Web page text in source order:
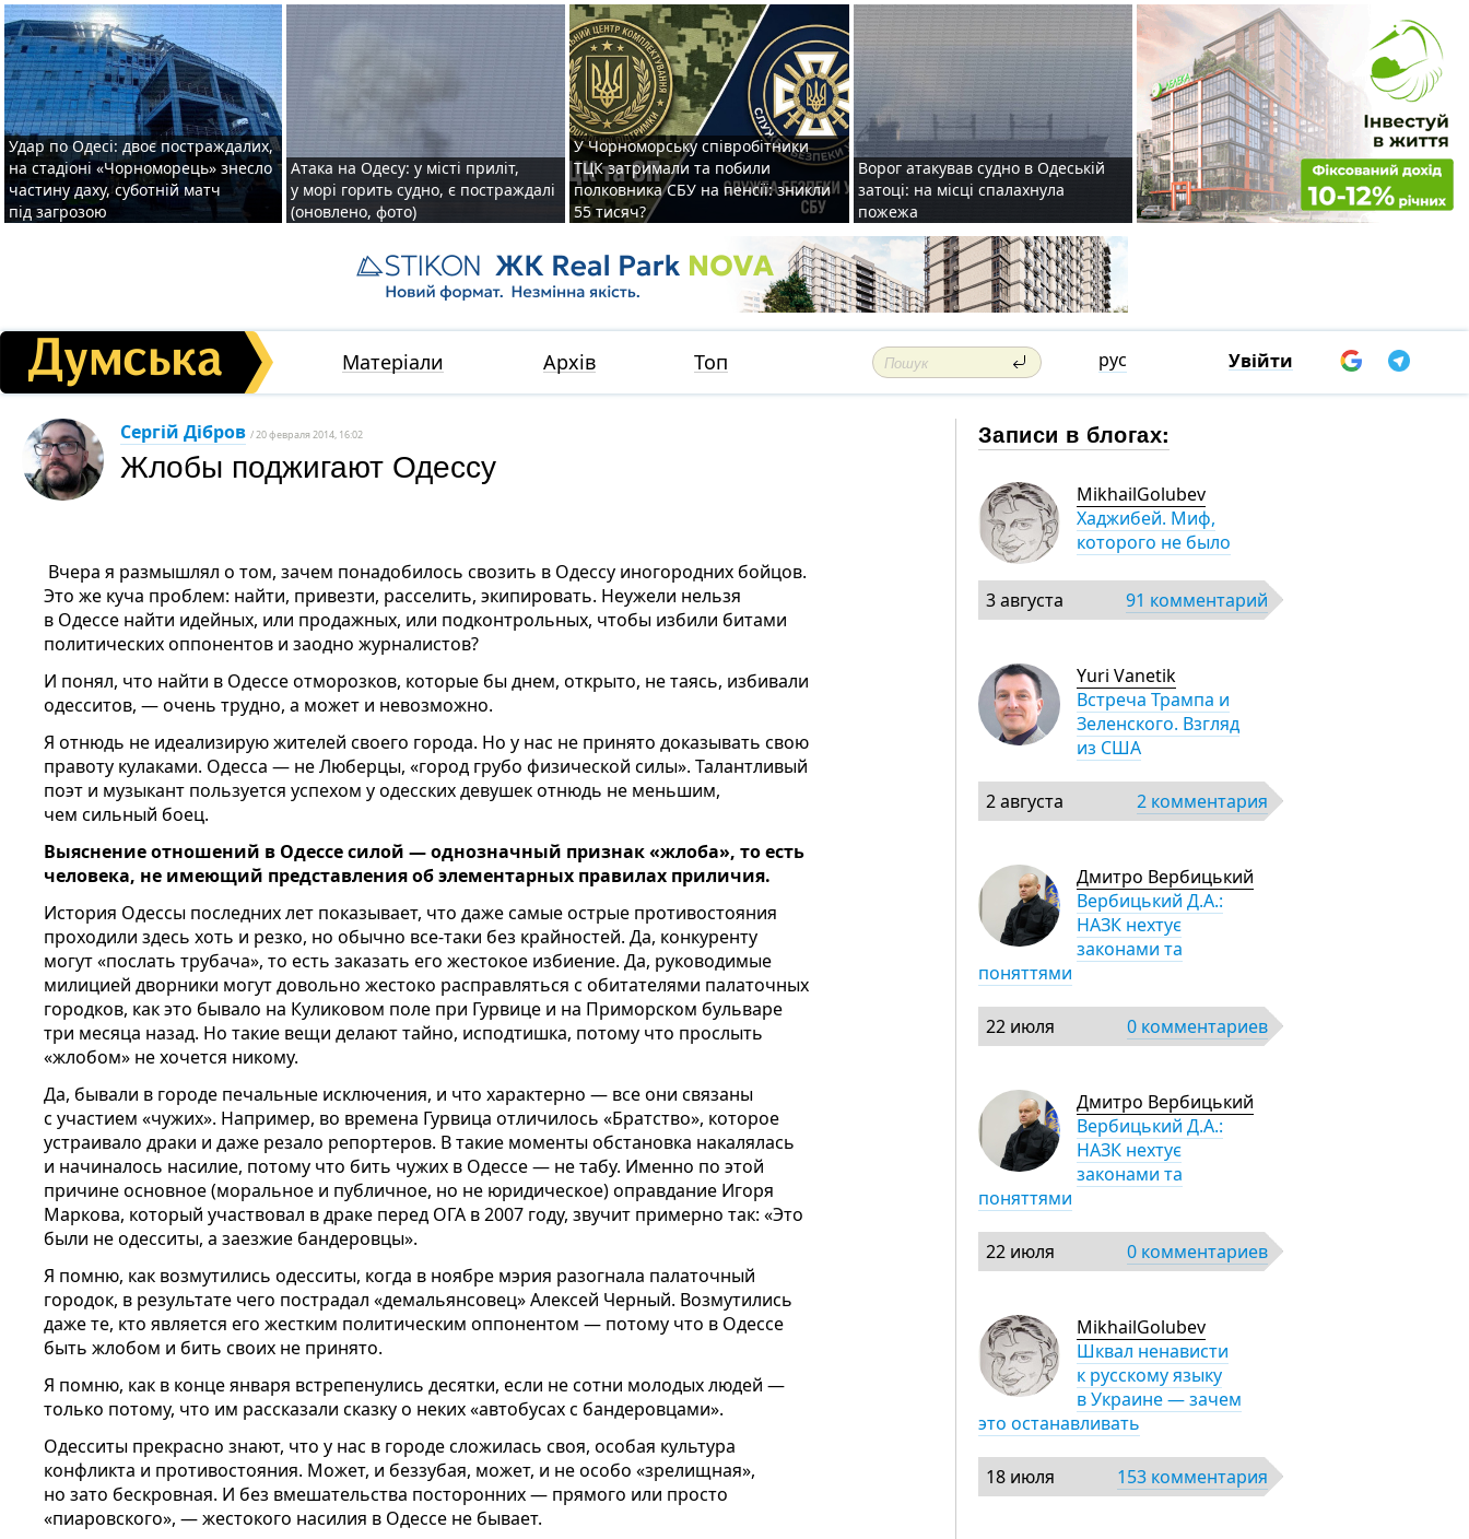
Удар по Одесі: двоє постраждалих,
на стадіоні «Чорноморець» знесло
частину даху, суботній матч
під загрозою
Атака на Одесу: у місті приліт,
у морі горить судно, є постраждалі
(оновлено, фото)
У Чорноморську співробітники
ТЦК затримали та побили
полковника СБУ на пенсії: зникли
55 тисяч?
Ворог атакував судно в Одеській
затоці: на місці спалахнула
пожежа
Матеріали Архів Топ рус Увійти
Сергій Дібров / 20 февраля 2014, 16:02
Жлобы поджигают Одессу
Вчера я размышлял о том, зачем понадобилось свозить в Одессу иногородних бойцов.
Это же куча проблем: найти, привезти, расселить, экипировать. Неужели нельзя
в Одессе найти идейных, или продажных, или подконтрольных, чтобы избили битами
политических оппонентов и заодно журналистов?
И понял, что найти в Одессе отморозков, которые бы днем, открыто, не таясь, избивали
одесситов, — очень трудно, а может и невозможно.
Я отнюдь не идеализирую жителей своего города. Но у нас не принято доказывать свою
правоту кулаками. Одесса — не Люберцы, «город грубо физической силы». Талантливый
поэт и музыкант пользуется успехом у одесских девушек отнюдь не меньшим,
чем сильный боец.
Выяснение отношений в Одессе силой — однозначный признак «жлоба», то есть
человека, не имеющий представления об элементарных правилах приличия.
История Одессы последних лет показывает, что даже самые острые противостояния
проходили здесь хоть и резко, но обычно все-таки без крайностей. Да, конкуренту
могут «послать трубача», то есть заказать его жестокое избиение. Да, руководимые
милицией дворники могут довольно жестоко расправляться с обитателями палаточных
городков, как это бывало на Куликовом поле при Гурвице и на Приморском бульваре
три месяца назад. Но такие вещи делают тайно, исподтишка, потому что прослыть
«жлобом» не хочется никому.
Да, бывали в городе печальные исключения, и что характерно — все они связаны
с участием «чужих». Например, во времена Гурвица отличилось «Братство», которое
устраивало драки и даже резало репортеров. В такие моменты обстановка накалялась
и начиналось насилие, потому что бить чужих в Одессе — не табу. Именно по этой
причине основное (моральное и публичное, но не юридическое) оправдание Игоря
Маркова, который участвовал в драке перед ОГА в 2007 году, звучит примерно так: «Это
были не одесситы, а заезжие бандеровцы».
Я помню, как возмутились одесситы, когда в ноябре мэрия разогнала палаточный
городок, в результате чего пострадал «демальянсовец» Алексей Черный. Возмутились
даже те, кто является его жестким политическим оппонентом — потому что в Одессе
быть жлобом и бить своих не принято.
Я помню, как в конце января встрепенулись десятки, если не сотни молодых людей —
только потому, что им рассказали сказку о неких «автобусах с бандеровцами».
Одесситы прекрасно знают, что у нас в городе сложилась своя, особая культура
конфликта и противостояния. Может, и беззубая, может, и не особо «зрелищная»,
но зато бескровная. И без вмешательства посторонних — прямого или просто
«пиаровского», — жестокого насилия в Одессе не бывает.
Записи в блогах:
MikhailGolubev
Хаджибей. Миф,
которого не было
3 августа 91 комментарий
Yuri Vanetik
Встреча Трампа и
Зеленского. Взгляд
из США
2 августа 2 комментария
Дмитро Вербицький
Вербицький Д.А.:
НАЗК нехтує
законами та
поняттями
22 июля 0 комментариев
Дмитро Вербицький
Вербицький Д.А.:
НАЗК нехтує
законами та
поняттями
22 июля 0 комментариев
MikhailGolubev
Шквал ненависти
к русскому языку
в Украине — зачем
это останавливать
18 июля 153 комментария